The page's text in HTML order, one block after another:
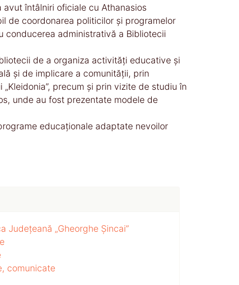
avut întâlniri oficiale cu Athanasios
de coordonarea politicilor și programelor
conducerea administrativă a Bibliotecii
de a organiza activități educative și
și de implicare a comunității, prin
precum și prin vizite de studiu în
unde au fost prezentate modele de
educaționale adaptate nevoilor
Județeană „Gheorghe Șincai”
comunicate